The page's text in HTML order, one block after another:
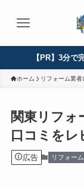
【PR】3分で
ホーム リフォーム業者
関東リフォ
口コミをレ
広告 リフォー